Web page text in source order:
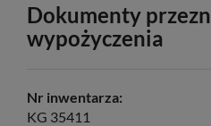
Dokumenty
wypożyczenia
Nr inwentarza:
KG 35411